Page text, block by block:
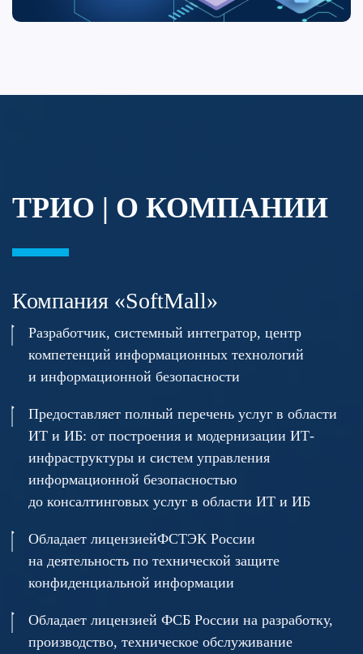
ТРИО | О КОМПАНИИ
Компания «SoftMall»
Разработчик, системный интегратор, центр
компетенций информационных технологий
и информационной безопасности
Предоставляет полный перечень услуг в области
ИТ и ИБ: от построения и модернизации ИТ-
инфраструктуры и систем управления
информационной безопасностью
до консалтинговых услуг в области ИТ и ИБ
Обладает лицензиейФСТЭК России
на деятельность по технической защите
конфиденциальной информации
Обладает лицензией ФСБ России на разработку,
производство, техническое обслуживание